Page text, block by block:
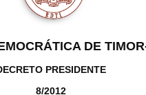
DE
PRESIDENTE
8/2012